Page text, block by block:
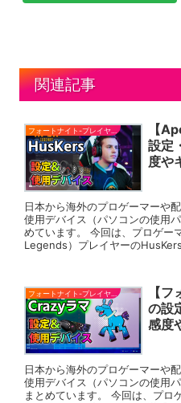
関連記事
フォートナイト-プレイヤー
【
設定
度や
日本から海外のプロゲーマーや
使用デバイス（パソコンの使用
めています。 今回は、プロゲー
Legends）プレイヤーの
フォートナイト-プレイヤー
【
の設
感度
日本から海外のプロゲーマーや
使用デバイス（パソコンの使用
まとめています。 今回は、プロ